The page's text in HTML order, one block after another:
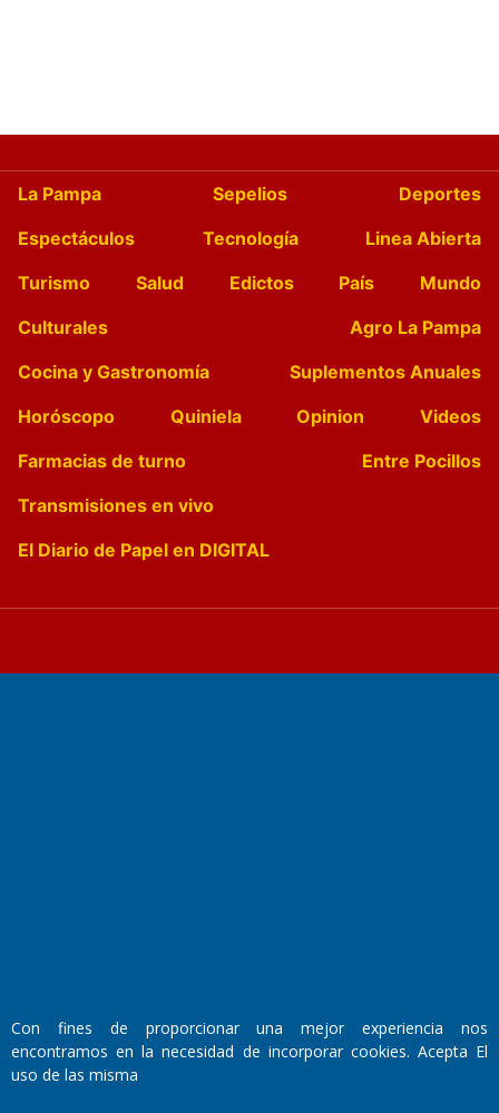
La Pampa Sepelios
Deportes
Espectáculos
Tecnología
Linea Abierta
Turismo
Salud Edictos País
Mundo
Culturales
Agro La Pampa
Cocina y Gastronomía
Suplementos Anuales
Horóscopo
Quiniela Opinion
Videos
Farmacias de turno
Entre Pocillos
Transmisiones en vivo
El Diario de Papel en DIGITAL
Domicilio Legal: José Ingenieros 855,
Con fines de proporcionar una mejor experiencia nos
encontramos en la necesidad de incorporar cookies. Acepta El
uso de las misma